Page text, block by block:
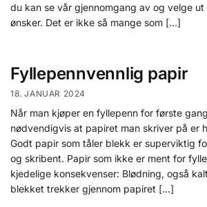
du kan se vår gjennomgang av og velge
ønsker. Det er ikke så mange som […]
Fyllepennvennlig papir
18. JANUAR 2024
Når man kjøper en fyllepenn for første
nødvendigvis at papiret man skriver på er
Godt papir som tåler blekk er superviktig
og skribent. Papir som ikke er ment for
kjedelige konsekvenser: Blødning, også
blekket trekker gjennom papiret […]